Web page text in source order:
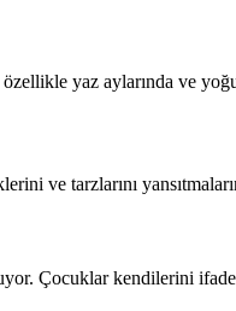
yaz aylarında ve
ve tarzlarını
Çocuklar kendilerini